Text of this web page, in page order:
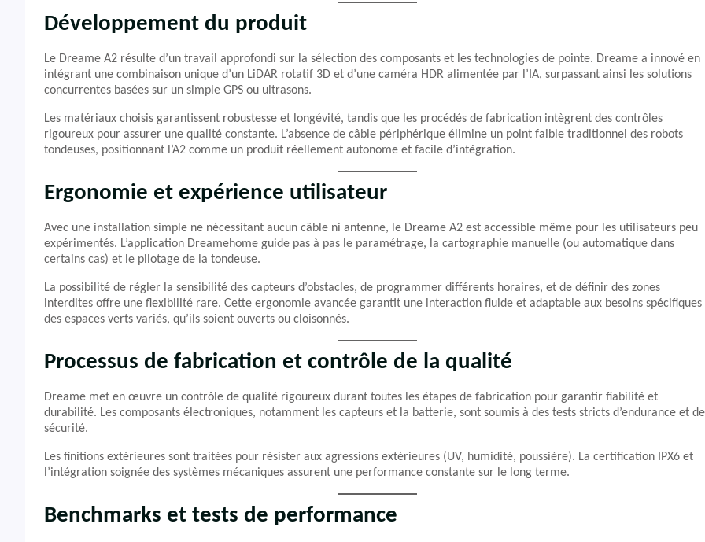
Développement du produit
Le Dreame A2 résulte d’un travail approfondi sur la sélection des composants et les technologies de pointe. Dreame a innové en
intégrant une combinaison unique d’un LiDAR rotatif 3D et d’une caméra HDR alimentée par l’IA, surpassant ainsi les solutions
concurrentes basées sur un simple GPS ou ultrasons.
Les matériaux choisis garantissent robustesse et longévité, tandis que les procédés de fabrication intègrent des contrôles
rigoureux pour assurer une qualité constante. L’absence de câble périphérique élimine un point faible traditionnel des robots
tondeuses, positionnant l’A2 comme un produit réellement autonome et facile d’intégration.
Ergonomie et expérience utilisateur
Avec une installation simple ne nécessitant aucun câble ni antenne, le Dreame A2 est accessible même pour les utilisateurs peu
expérimentés. L’application Dreamehome guide pas à pas le paramétrage, la cartographie manuelle (ou automatique dans
certains cas) et le pilotage de la tondeuse.
La possibilité de régler la sensibilité des capteurs d’obstacles, de programmer différents horaires, et de définir des zones
interdites offre une flexibilité rare. Cette ergonomie avancée garantit une interaction fluide et adaptable aux besoins spécifiques
des espaces verts variés, qu’ils soient ouverts ou cloisonnés.
Processus de fabrication et contrôle de la qualité
Dreame met en œuvre un contrôle de qualité rigoureux durant toutes les étapes de fabrication pour garantir fiabilité et
durabilité. Les composants électroniques, notamment les capteurs et la batterie, sont soumis à des tests stricts d’endurance et de
sécurité.
Les finitions extérieures sont traitées pour résister aux agressions extérieures (UV, humidité, poussière). La certification IPX6 et
l’intégration soignée des systèmes mécaniques assurent une performance constante sur le long terme.
Benchmarks et tests de performance